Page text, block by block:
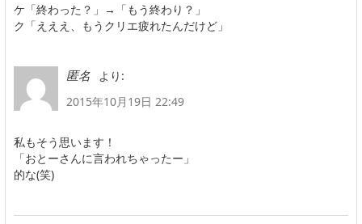
ケ「終わった？」→「もう終わり？」
ク「えええ、もうクリエ疲れたんだけど」
匿名
より:
2015年10月19日 22:49
私もそう思います！
「おとーさんに言われちゃったー」
的な(笑)